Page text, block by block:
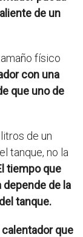
de un
físico
con una
que uno de
de un
tanque, no la
tiempo que
depende de la
tanque.
que